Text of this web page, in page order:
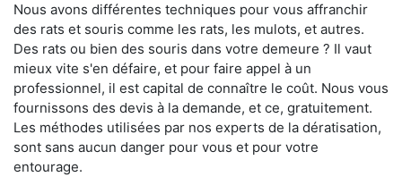
Nous avons différentes techniques pour vous affranchir
des rats et souris comme les rats, les mulots, et autres.
Des rats ou bien des souris dans votre demeure ? Il vaut
mieux vite s'en défaire, et pour faire appel à un
professionnel, il est capital de connaître le coût. Nous vous
fournissons des devis à la demande, et ce, gratuitement.
Les méthodes utilisées par nos experts de la dératisation,
sont sans aucun danger pour vous et pour votre
entourage.